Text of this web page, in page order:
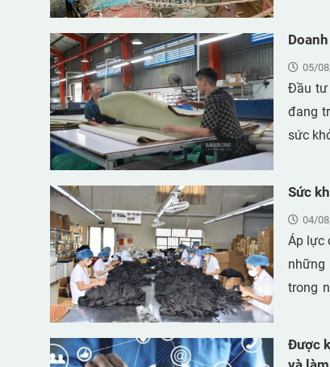
05/
Đầu tư
đang
sức
Sức
04/
Áp lực
những
trong
tử
đang
Được